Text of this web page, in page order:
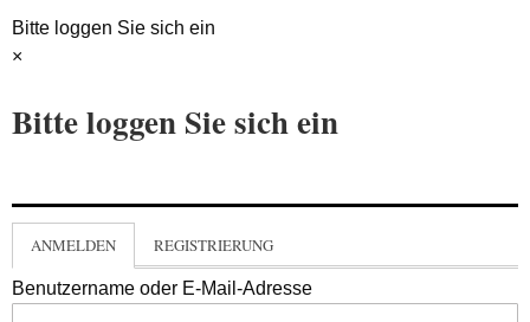
Bitte loggen Sie sich ein
×
Bitte loggen Sie sich ein
ANMELDEN REGISTRIERUNG
Benutzername oder E-Mail-Adresse